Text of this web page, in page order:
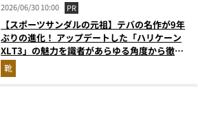
2026/06/30 10:00 PR
【スポーツサンダルの元祖】テバの名作が9年
ぶりの進化！ アップデートした「ハリケーン
XLT3」の魅力を識者があらゆる角度から徹底
解説！
靴